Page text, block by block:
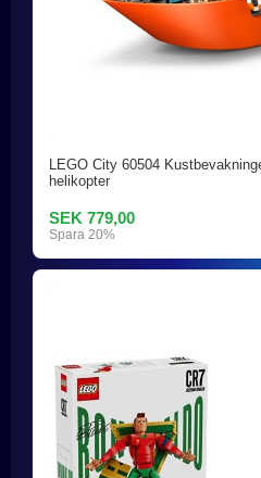
LEGO City 60504
helikopter
SEK 779,00
Spara 20%